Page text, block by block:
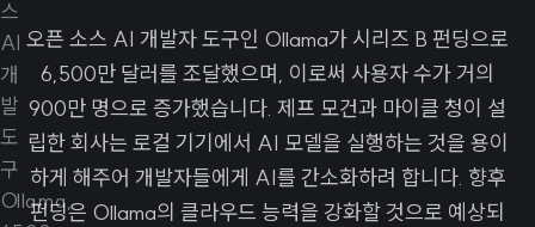
오픈 소스 AI 개발자 도구인 Ollama가 시리즈 B 펀딩으로
6,500만 달러를 조달했으며, 이로써 사용자 수가 거의
900만 명으로 증가했습니다. 제프 모건과 마이클 청이 설
립한 회사는 로컬 기기에서 AI 모델을 실행하는 것을 용이
하게 해주어 개발자들에게 AI를 간소화하려 합니다. 향후
펀딩은 Ollama의 클라우드 능력을 강화할 것으로 예상되